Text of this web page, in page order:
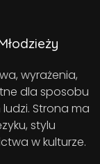
wyrażenia,
dla sposobu
Strona ma
stylu
w kulturze.